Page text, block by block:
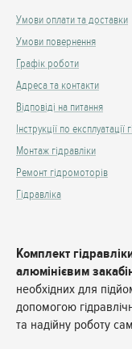
Умови оплати та доставки
Умови повернення
Графік роботи
Адреса та контакти
Відповіді на питання
Інструкції по експлуатації
Монтаж гідравліки
Ремонт гідромоторів
Гідравліка
Комплект
алюмінієвим
необхідних для
допомогою
та надійну роботу